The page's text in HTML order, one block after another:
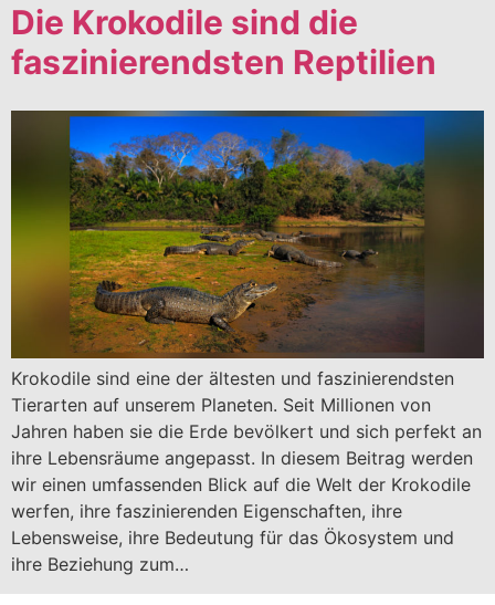
Die Krokodile sind die
faszinierendsten Reptilien
Krokodile sind eine der ältesten und faszinierendsten
Tierarten auf unserem Planeten. Seit Millionen von
Jahren haben sie die Erde bevölkert und sich perfekt an
ihre Lebensräume angepasst. In diesem Beitrag werden
wir einen umfassenden Blick auf die Welt der Krokodile
werfen, ihre faszinierenden Eigenschaften, ihre
Lebensweise, ihre Bedeutung für das Ökosystem und
ihre Beziehung zum…